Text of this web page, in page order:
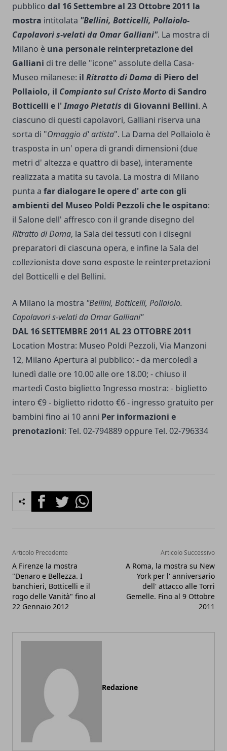
pubblico dal 16 Settembre al 23 Ottobre 2011 la
mostra intitolata "Bellini, Botticelli, Pollaiolo-
Capolavori s-velati da Omar Galliani". La mostra di
Milano è una personale reinterpretazione del
Galliani di tre delle "icone" assolute della Casa-
Museo milanese: il Ritratto di Dama di Piero del
Pollaiolo, il Compianto sul Cristo Mortodi Sandro
Botticelli e l'Imago Pietatis di Giovanni Bellini. A
ciascuno di questi capolavori, Galliani riserva una
sorta di "Omaggio d' artista". La Dama del Pollaiolo è
trasposta in un' opera di grandi dimensioni (due
metri d' altezza e quattro di base), interamente
realizzata a matita su tavola. La mostra di Milano
punta a far dialogare le opere d' arte con gli
ambienti del Museo Poldi Pezzoli che le ospitano:
il Salone dell' affresco con il grande disegno del
Ritratto di Dama, la Sala dei tessuti con i disegni
preparatori di ciascuna opera, e infine la Sala del
collezionista dove sono esposte le reinterpretazioni
del Botticelli e del Bellini.
A Milano la mostra "Bellini, Botticelli, Pollaiolo.
Capolavori s-velati da Omar Galliani"
DAL 16 SETTEMBRE 2011 AL 23 OTTOBRE 2011
Location Mostra: Museo Poldi Pezzoli, Via Manzoni
12, Milano Apertura al pubblico: - da mercoledì a
lunedì dalle ore 10.00 alle ore 18.00; - chiuso il
martedì Costo biglietto Ingresso mostra: - biglietto
intero €9 - biglietto ridotto €6 - ingresso gratuito per
bambini fino ai 10 anni Per informazioni e
prenotazioni: Tel. 02-794889 oppure Tel. 02-796334
FacebookTwitterWhatsapp
Articolo Precedente
A Firenze la mostra
"Denaro e Bellezza. I
banchieri, Botticelli e il
rogo delle Vanità" fino al
22 Gennaio 2012
Articolo Successivo
A Roma, la mostra su New
York per l' anniversario
dell' attacco alle Torri
Gemelle. Fino al 9 Ottobre
2011
Redazione